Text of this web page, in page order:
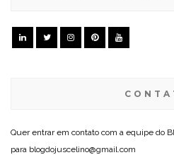
Quer entrar em contato com a equipe do
para blogdojuscelino@gmail.com